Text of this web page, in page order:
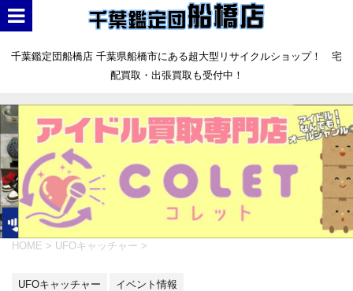
千葉鑑定団船橋店 千葉県船橋市にある超大型リサイクルショップ！ 宅
配買取・出張買取も受付中！
HOME > UFOキャッチャー >
UFOキャッチャー イベント情報